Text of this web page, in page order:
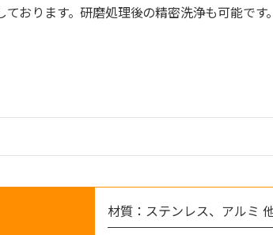
おります。研磨処理後の精密洗浄も可能です。
材質：ステンレス、アルミ